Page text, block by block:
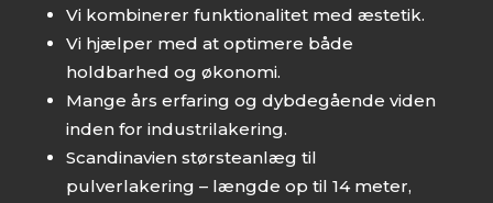
Vi kombinerer funktionalitet med æstetik.
Vi hjælper med at optimere både
holdbarhed og økonomi.
Mange års erfaring og dybdegående viden
inden for industrilakering.
Scandinavien størsteanlæg til
pulverlakering – længde op til 14 meter,